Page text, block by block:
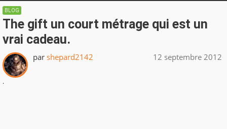
BLOG
The gift un court métrage qui est un
vrai cadeau.
par shepard2142 12 septembre 2012
.